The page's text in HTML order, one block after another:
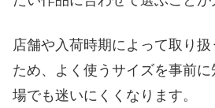
店舗や入荷時期によって取り
ため、よく使うサイズを事前に
場でも迷いにくくなります。